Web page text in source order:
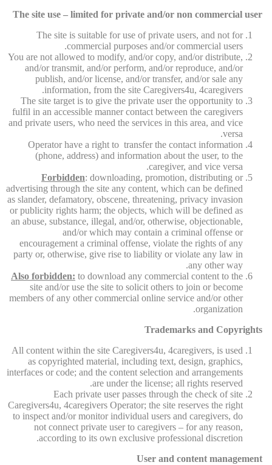
The site use – limited for private and/or non commercial user
The site is suitable for use of private users, and not for
commercial purposes and/or commercial users.
You are not allowed to modify, and/or copy, and/or distribute,
and/or transmit, and/or perform, and/or reproduce, and/or
publish, and/or license, and/or transfer, and/or sale any
information, from the site Caregivers4u, 4caregivers.
The site target is to give the private user the opportunity to
fulfil in an accessible manner contact between the caregivers
and private users, who need the services in this area, and vice
versa.
Operator have a right to transfer the contact information
(phone, address) and information about the user, to the
caregiver, and vice versa.
Forbidden: downloading, promotion, distributing or
advertising through the site any content, which can be defined
as slander, defamatory, obscene, threatening, privacy invasion
or publicity rights harm; the objects, which will be defined as
an abuse, substance, illegal, and/or, otherwise, objectionable,
and/or which may contain a criminal offense or
encouragement a criminal offense, violate the rights of any
party or, otherwise, give rise to liability or violate any law in
any other way.
Also forbidden: to download any commercial content to the
site and/or use the site to solicit others to join or become
members of any other commercial online service and/or other
organization.
Trademarks and Copyrights
All content within the site Caregivers4u, 4caregivers, is used
as copyrighted material, including text, design, graphics,
interfaces or code; and the content selection and arrangements
are under the license; all rights reserved.
Each private user passes through the check of site
Caregivers4u, 4caregivers Operator; the site reserves the right
to inspect and/or monitor individual users and caregivers, do
not connect private user to caregivers – for any reason,
according to its own exclusive professional discretion.
User and content management